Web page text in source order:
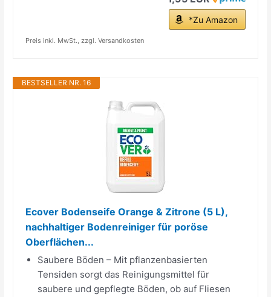
*Zu Amazon
Preis inkl. MwSt., zzgl. Versandkosten
BESTSELLER NR. 16
Ecover Bodenseife Orange & Zitrone (5 L),
nachhaltiger Bodenreiniger für poröse
Oberflächen...
Saubere Böden – Mit pflanzenbasierten
Tensiden sorgt das Reinigungsmittel für
saubere und gepflegte Böden, ob auf Fliesen